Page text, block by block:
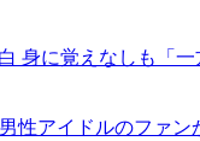
身に覚えなしも「
性アイドルのファ